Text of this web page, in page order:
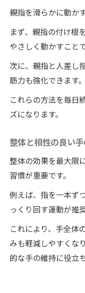
親指を滑らかに動か
まず、親指の付け根
やさしく動かすこと
次に、親指と人差し
筋力も強化できます。
これらの方法を毎日
ズになります。
整体と相性の良い
整体の効果を最大限
習慣が重要です。
例えば、指を一本ず
っくり回す運動が推
これにより、手全体
みも軽減しやすくな
的な手の維持に役立ち